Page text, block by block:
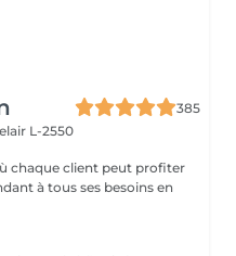
385
L-2550
chaque client peut profiter
à tous ses besoins en